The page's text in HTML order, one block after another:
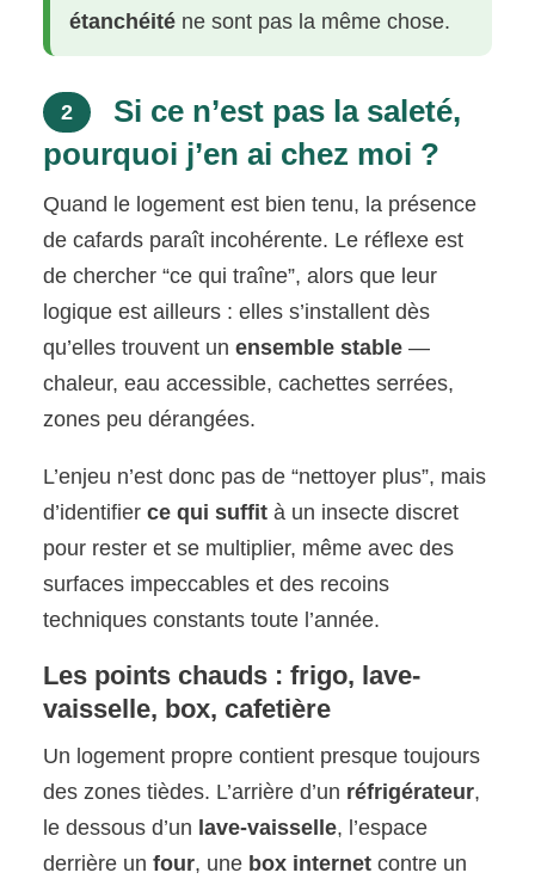
étanchéiténe sont pas la même chose.
2
Si ce n’est pas la saleté,
pourquoi j’en ai chez moi ?
Quand le logement est bien tenu, la présence
de cafards paraît incohérente. Le réflexe est
de chercher “ce qui traîne”, alors que leur
logique est ailleurs : elles s’installent dès
qu’elles trouvent un ensemble stable—
chaleur, eau accessible, cachettes serrées,
zones peu dérangées.
L’enjeu n’est donc pas de “nettoyer plus”, mais
d’identifier ce qui suffità un insecte discret
pour rester et se multiplier, même avec des
surfaces impeccables et des recoins
techniques constants toute l’année.
Les points chauds : frigo, lave-
vaisselle, box, cafetière
Un logement propre contient presque toujours
des zones tièdes. L’arrière d’un réfrigérateur,
le dessous d’un lave-vaisselle, l’espace
derrière un four, une box internetcontre un